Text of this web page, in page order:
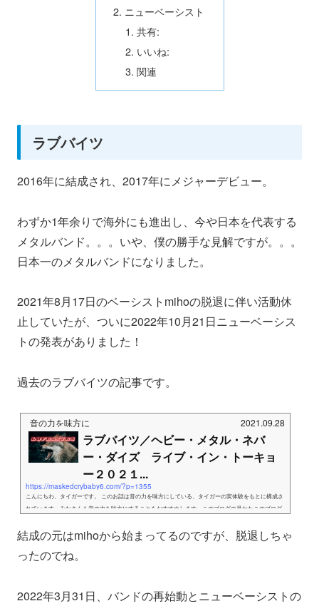
ニューベーシスト
共有:
いいね:
関連
ラブバイツ
2016年に結成され、2017年にメジャーデビュー。
わずか1年余りで海外にも進出し、今や日本を代表する
メタルバンド。。。いや、僕の勝手な見解ですが。。。
日本一のメタルバンドになりました。
2021年8月17日のベーシストmihoの脱退に伴い活動休
止していたが、ついに2022年10月21日ニューベーシス
トの発表がありました！
過去のラブバイツの記事です。
音の力を味方に 2021.09.28
ラブバイツ／ヘビー・メタル・ネバ
ー・ダイズ ライブ・イン・トーキョ
ー２０２１...
https://maskedcrybaby6.com/?p=1355
こんにちわ、タイガーです。 このお話は音の力を味方にしている、タイガーの実体験をもとに構成さ
れています。みなさんも音の力を味方にすることをおすすめします。このブログの見かたこのブログ
ィリエイトよりリンクを貼りご紹介しています。動画はYouTubeの公式動画を使用、公式に無いもの
は、バリューコマースのレコチョクよりリンクを貼りご紹介しています。 が。。今回はDVDの紹介で
す。 題名をどうしようかと...
結成の元はmihoから始まってるのですが、脱退しちゃ
ったのでね。
2022年3月31日、バンドの再始動とニューベーシストの